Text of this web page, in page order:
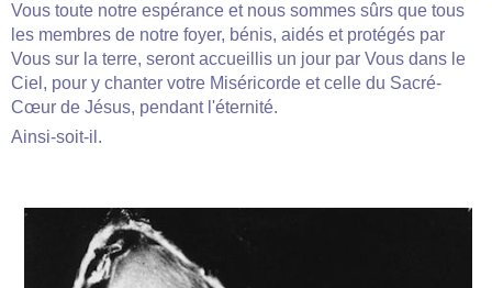
Vous toute notre espérance et nous sommes sûrs que tous
les membres de notre foyer, bénis, aidés et protégés par
Vous sur la terre, seront accueillis un jour par Vous dans le
Ciel, pour y chanter votre Miséricorde et celle du Sacré-
Cœur de Jésus, pendant l'éternité.
Ainsi-soit-il.